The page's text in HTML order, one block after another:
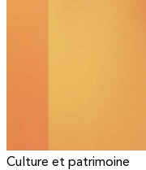
Culture et patrimoine